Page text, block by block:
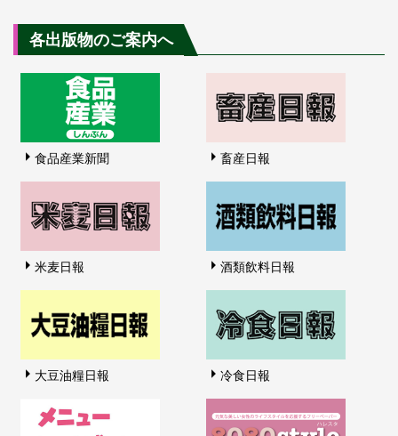
各出版物のご案内へ
食品産業新聞 畜産日報
米麦日報 酒類飲料日報
大豆油糧日報 冷食日報